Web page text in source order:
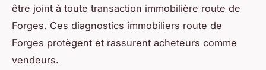
être joint à toute transaction immobilière route de
Forges. Ces diagnostics immobiliers route de
Forges protègent et rassurent acheteurs comme
vendeurs.